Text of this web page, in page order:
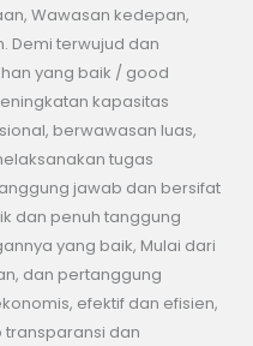
Wawasan kedepan,
Demi terwujud dan
yang baik / good
kapasitas
berwawasan luas,
tugas
jawab dan bersifat
dan penuh tanggung
yang baik, Mulai dari
dan pertanggung
efektif dan efisien,
dan